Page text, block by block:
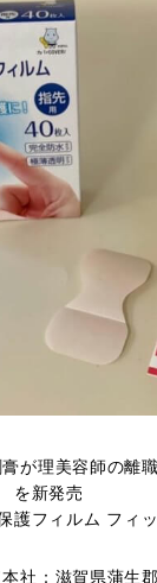
が理美容師の離
を新発売
護フィルム フィ
社：滋賀県蒲生